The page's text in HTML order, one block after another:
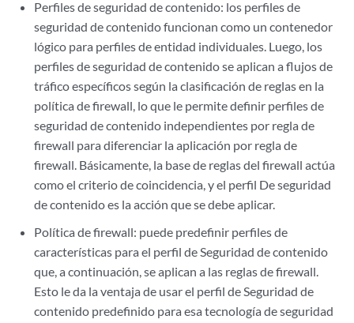
Perfiles de seguridad de contenido: los perfiles de
seguridad de contenido funcionan como un contenedor
lógico para perfiles de entidad individuales. Luego, los
perfiles de seguridad de contenido se aplican a flujos de
tráfico específicos según la clasificación de reglas en la
política de firewall, lo que le permite definir perfiles de
seguridad de contenido independientes por regla de
firewall para diferenciar la aplicación por regla de
firewall. Básicamente, la base de reglas del firewall actúa
como el criterio de coincidencia, y el perfil De seguridad
de contenido es la acción que se debe aplicar.
Política de firewall: puede predefinir perfiles de
características para el perfil de Seguridad de contenido
que, a continuación, se aplican a las reglas de firewall.
Esto le da la ventaja de usar el perfil de Seguridad de
contenido predefinido para esa tecnología de seguridad